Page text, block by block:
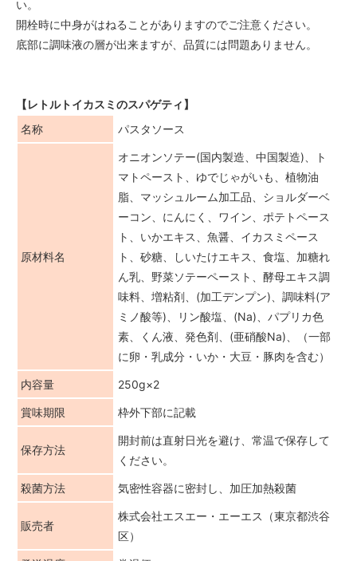
い。
開栓時に中身がはねることがありますのでご注意ください。
底部に調味液の層が出来ますが、品質には問題ありません。
【レトルトイカスミのスパゲティ】
名称
パスタソース
原材料名
オニオンソテー(国内製造、中国製造)、ト
マトペースト、ゆでじゃがいも、植物油
脂、マッシュルーム加工品、ショルダーベ
ーコン、にんにく、ワイン、ポテトペース
ト、いかエキス、魚醤、イカスミペース
ト、砂糖、しいたけエキス、食塩、加糖れ
ん乳、野菜ソテーペースト、酵母エキス調
味料、増粘剤、(加工デンプン)、調味料(ア
ミノ酸等)、リン酸塩、(Na)、パプリカ色
素、くん液、発色剤、(亜硝酸Na)、（一部
に卵・乳成分・いか・大豆・豚肉を含む）
内容量 250g×2
賞味期限 枠外下部に記載
保存方法
開封前は直射日光を避け、常温で保存して
ください。
殺菌方法 気密性容器に密封し、加圧加熱殺菌
販売者
株式会社エスエー・エーエス（東京都渋谷
区）